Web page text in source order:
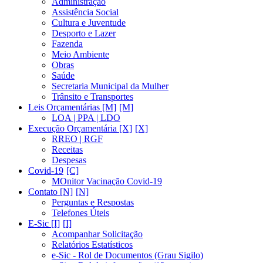
Assistência Social
Cultura e Juventude
Desporto e Lazer
Fazenda
Meio Ambiente
Obras
Saúde
Secretaria Municipal da Mulher
Trânsito e Transportes
Leis Orçamentárias [M]
LOA | PPA | LDO
Execução Orçamentária [X]
RREO | RGF
Receitas
Despesas
Covid-19
MOnitor Vacinação Covid-19
Contato [N]
Perguntas e Respostas
Telefones Úteis
E-Sic [I]
Acompanhar Solicitação
Relatórios Estatísticos
e-Sic - Rol de Documentos (Grau Sigilo)